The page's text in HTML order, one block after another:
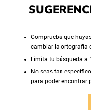
Comprueba que
cambiar la ortografía
Limita tu búsqueda a
No seas tan
para poder encontrar